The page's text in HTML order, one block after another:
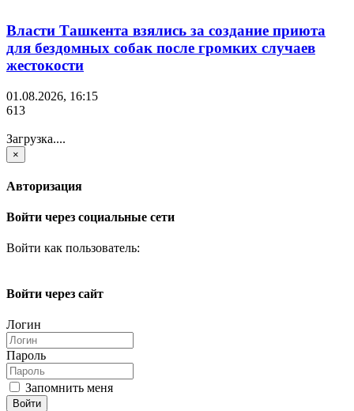
Власти Ташкента взялись за создание приюта
для бездомных собак после громких случаев
жестокости
01.08.2026, 16:15
613
Загрузка....
×
Авторизация
Войти через социальные сети
Войти как пользователь:
Войти через сайт
Логин
Пароль
Запомнить меня